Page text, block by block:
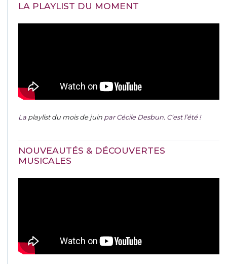
LA PLAYLIST DU MOMENT
La playlist du mois de juin par Cécile Desbun. C’est l’été !
NOUVEAUTÉS & DÉCOUVERTES
MUSICALES